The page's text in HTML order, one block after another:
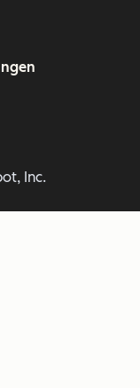
Inc.